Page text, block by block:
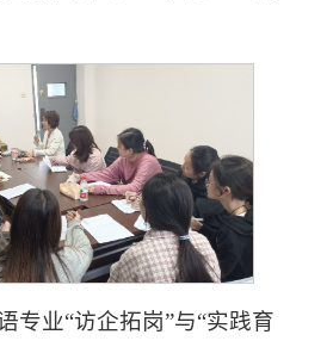
专业“访企拓岗”与“实践育